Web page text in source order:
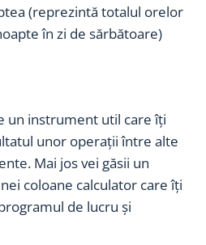
(reprezintă totalul orelor
în zi de sărbătoare)
un instrument util care îți
unor operații între alte
Mai jos vei găsii un
coloane calculator care îți
de lucru și